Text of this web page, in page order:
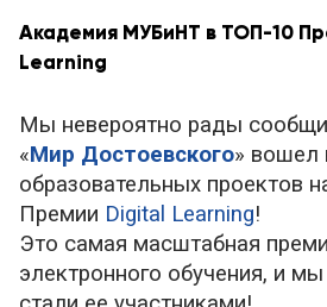
Академия МУБиНТ в ТОП-10
Learning
Мы невероятно рады
«Мир Достоевского» вошел
образовательных проектов
Премии Digital Learning!
Это самая масштабная
электронного обучения, и